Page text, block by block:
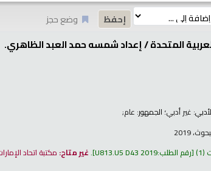
وضع حجز
المتحدة /إعداد شمسه حمد العبد الظاهري.
غير أدبي؛ الجمهور: عام;
2019
(1) رقم الطلب:U813.U5 D43 2019
.غير متاح: مكتبة اتحاد